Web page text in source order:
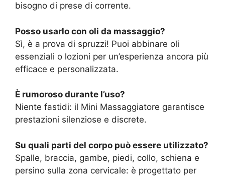
bisogno di prese di corrente.
Posso usarlo con oli da massaggio?
Sì, è a prova di spruzzi! Puoi abbinare oli
essenziali o lozioni per un’esperienza ancora più
efficace e personalizzata.
È rumoroso durante l’uso?
Niente fastidi: il Mini Massaggiatore garantisce
prestazioni silenziose e discrete.
Su quali parti del corpo può essere utilizzato?
Spalle, braccia, gambe, piedi, collo, schiena e
persino sulla zona cervicale: è progettato per